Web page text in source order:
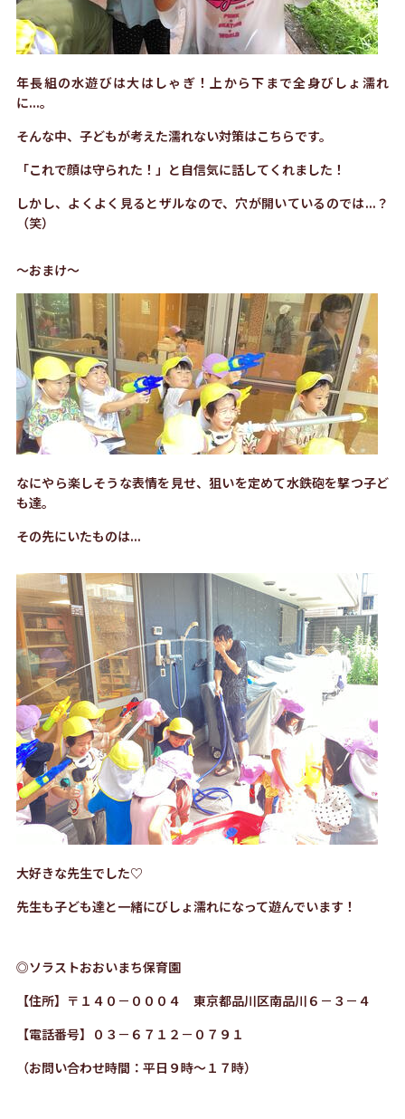
年長組の水遊びは大はしゃぎ！上から下まで全身びしょ濡れ
に...。
そんな中、子どもが考えた濡れない対策はこちらです。
「これで顔は守られた！」と自信気に話してくれました！
しかし、よくよく見るとザルなので、穴が開いているのでは...？
（笑）
～おまけ～
なにやら楽しそうな表情を見せ、狙いを定めて水鉄砲を撃つ子ど
も達。
その先にいたものは...
大好きな先生でした♡
先生も子ども達と一緒にびしょ濡れになって遊んでいます！
◎ソラストおおいまち保育園
【住所】〒１４０－０００４ 東京都品川区南品川６－３－４
【電話番号】０３－６７１２－０７９１
（お問い合わせ時間：平日９時～１７時）